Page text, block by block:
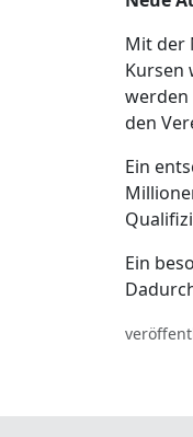
Mit der
Kursen
werden
den
Ein
Ein